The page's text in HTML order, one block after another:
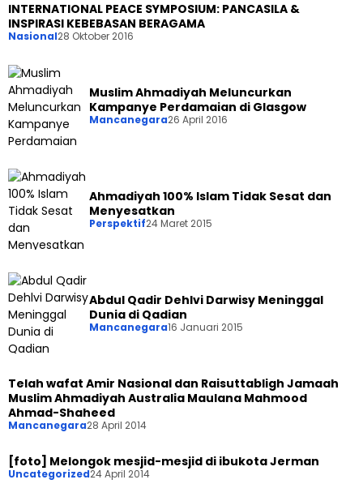
INTERNATIONAL PEACE SYMPOSIUM: PANCASILA &
INSPIRASI KEBEBASAN BERAGAMA
Nasional28 Oktober 2016
Muslim Ahmadiyah Meluncurkan
Kampanye Perdamaian di Glasgow
Mancanegara26 April 2016
Ahmadiyah 100% Islam Tidak Sesat dan
Menyesatkan
Perspektif24 Maret 2015
Abdul Qadir Dehlvi Darwisy Meninggal
Dunia di Qadian
Mancanegara16 Januari 2015
Telah wafat Amir Nasional dan Raisuttabligh Jamaah
Muslim Ahmadiyah Australia Maulana Mahmood
Ahmad-Shaheed
Mancanegara28 April 2014
[foto] Melongok mesjid-mesjid di ibukota Jerman
Uncategorized24 April 2014